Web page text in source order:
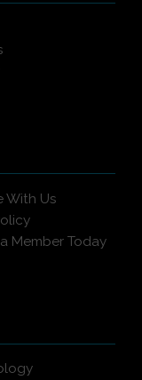
With Us
Member Today